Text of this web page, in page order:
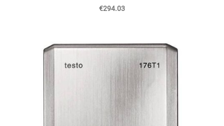
€294.03